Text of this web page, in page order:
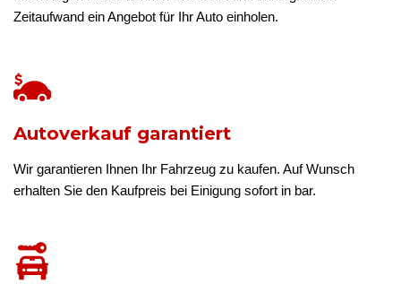
Zeitaufwand ein Angebot für Ihr Auto einholen.
Autoverkauf garantiert
Wir garantieren Ihnen Ihr Fahrzeug zu kaufen. Auf Wunsch
erhalten Sie den Kaufpreis bei Einigung sofort in bar.